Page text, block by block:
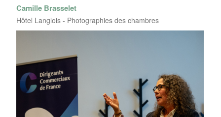
Camille Brasselet
Hôtel Langlois - Photographies des chambres